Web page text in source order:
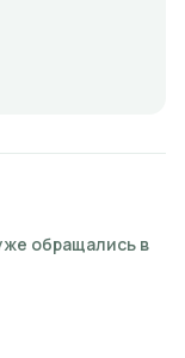
обращались в